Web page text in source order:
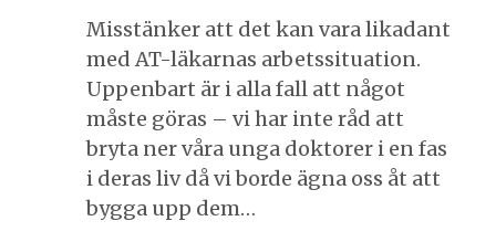
Misstänker att det kan vara likadant
med AT-läkarnas arbetssituation.
Uppenbart är i alla fall att något
måste göras – vi har inte råd att
bryta ner våra unga doktorer i en fas
i deras liv då vi borde ägna oss åt att
bygga upp dem…